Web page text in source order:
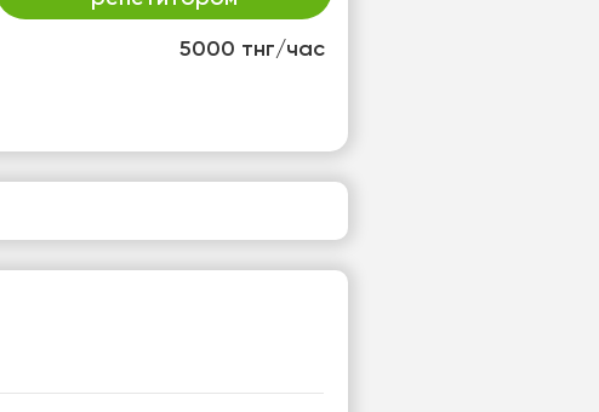
5000 тнг/час
12
13
свободных
свободных